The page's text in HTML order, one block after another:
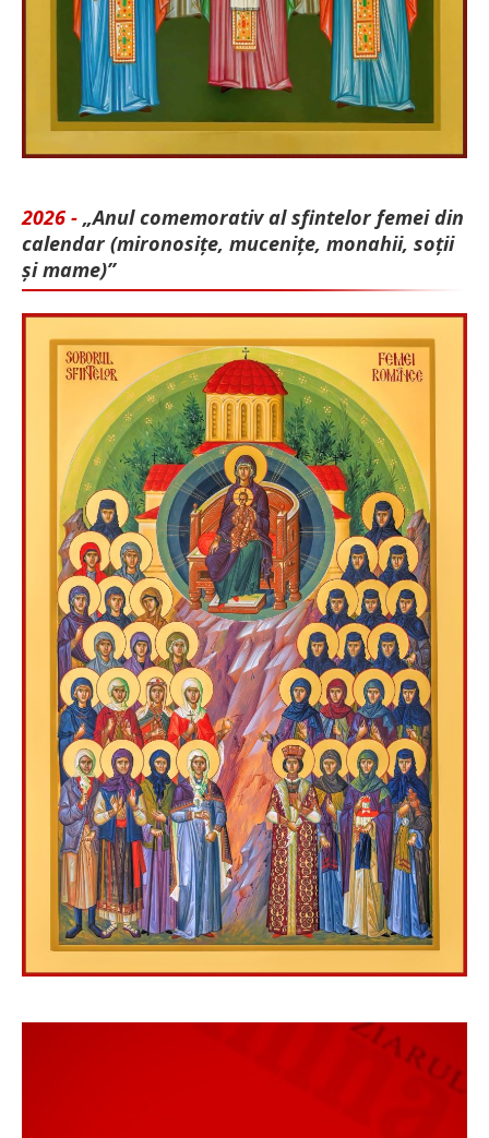
2026 - „Anul comemorativ al sfintelor femei din
calendar (mironosițe, mu­cenițe, monahii, soții
și mame)”